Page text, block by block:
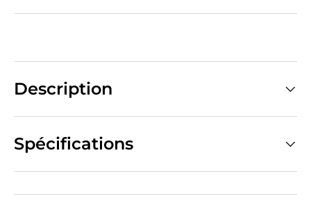
Description
Spécifications